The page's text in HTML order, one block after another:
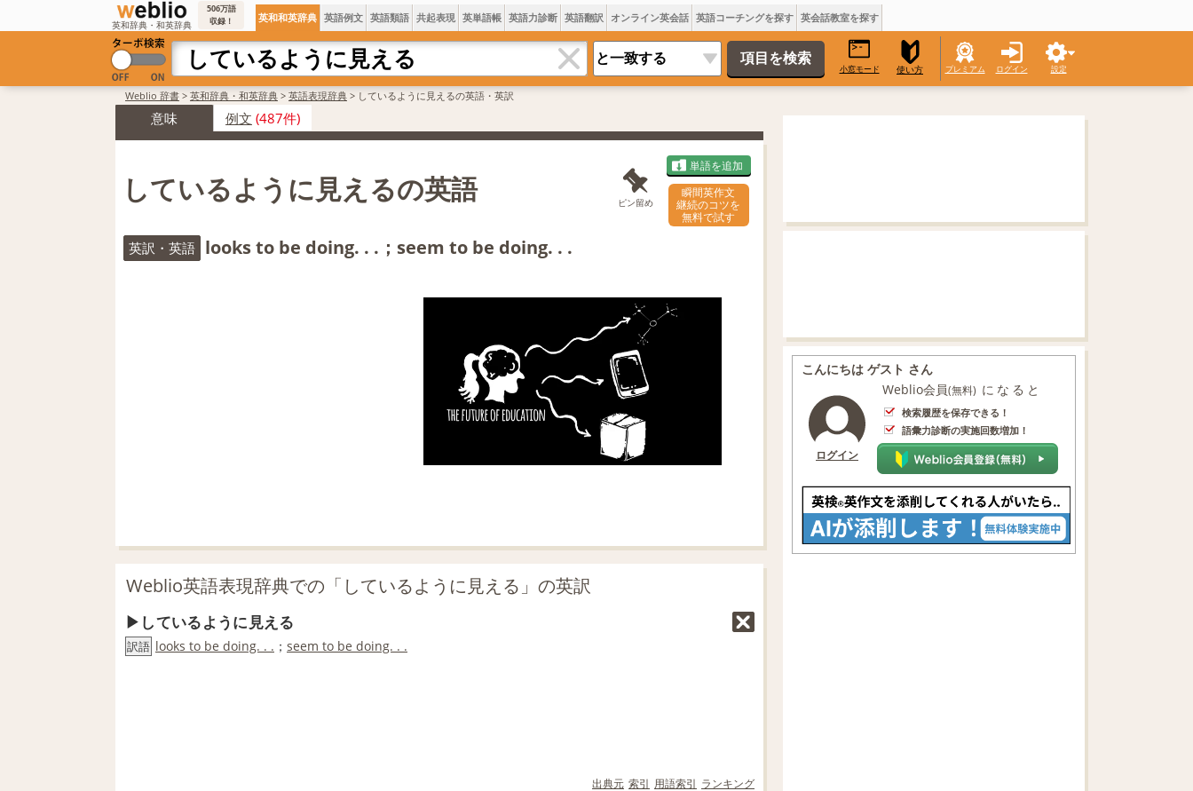
英和辞典・和英辞典
506万語
収録！
英和和英辞典 英語例文 英語類語 共起表現 英単語帳 英語力診断 英語翻訳 オンライン英会話 英語コーチングを探す 英会話教室を探す
小窓モード 使い方 プレミアム ログイン 設定
Weblio 辞書 > 英和辞典・和英辞典 > 英語表現辞典 > しているように見えるの英語・英訳
意味 例文 (487件)
しているように見えるの英語 ピン留め
単語を追加
瞬間英作文
継続のコツを
無料で試す
英訳・英語 looks to be doing. . .；seem to be doing. . .
Weblio英語表現辞典での「しているように見える」の英訳
しているように見える
訳語 looks to be doing. . . ； seem to be doing. . .
出典元 索引 用語索引 ランキング
こんにちは ゲスト さん
ログイン
Weblio会員(無料) になると
検索履歴を保存できる！
語彙力診断の実施回数増加！